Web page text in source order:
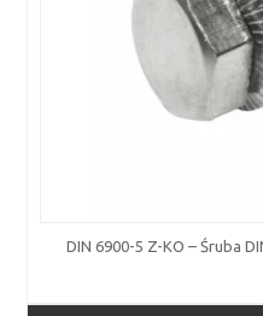
DIN 6900-5 Z-KO – Śruba